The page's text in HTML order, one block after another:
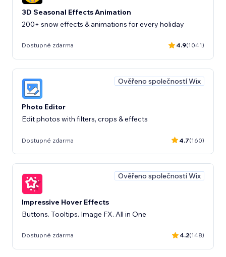
3D Seasonal Effects Animation
200+ snow effects & animations for every holiday
Dostupné zdarma 4.9(1041)
Ověřeno společností Wix
Photo Editor
Edit photos with filters, crops & effects
Dostupné zdarma 4.7(160)
Ověřeno společností Wix
Impressive Hover Effects
Buttons. Tooltips. Image FX. All in One
Dostupné zdarma 4.2(148)